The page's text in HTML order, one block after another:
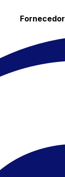
Fornecedor